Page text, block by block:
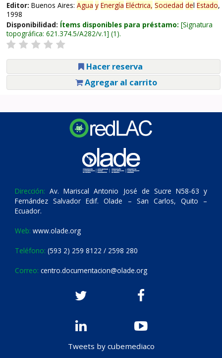
Editor: Buenos Aires: Agua y Energía Eléctrica, Sociedad del Estado,
1998
Disponibilidad: Ítems disponibles para préstamo: Signatura
topográfica: 621.374.5/A282/v.1 (1).
Hacer reserva
Agregar al carrito
Dirección: Av. Mariscal Antonio José de Sucre N58-63 y
Fernández Salvador Edif. Olade – San Carlos, Quito –
Ecuador.
Web: www.olade.org
Teléfono: (593 2) 259 8122 / 2598 280
Correo: centro.documentacion@olade.org
Tweets by cubemediaco